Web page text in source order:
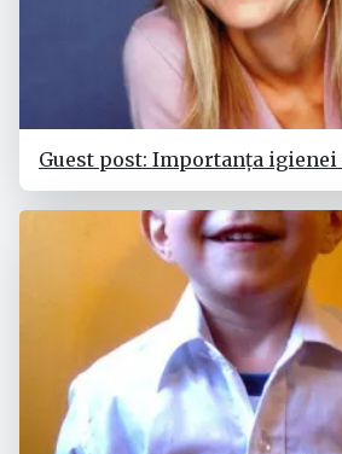
Guest post: Importanța igienei